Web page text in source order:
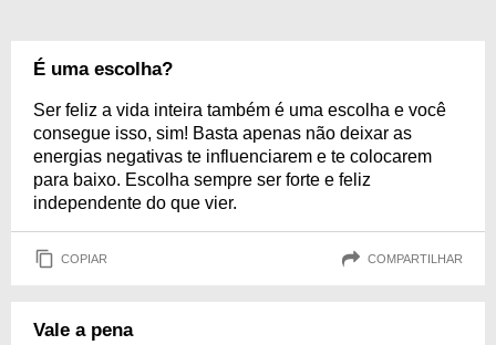
É uma escolha?
Ser feliz a vida inteira também é uma escolha e você
consegue isso, sim! Basta apenas não deixar as
energias negativas te influenciarem e te colocarem
para baixo. Escolha sempre ser forte e feliz
independente do que vier.
COPIAR COMPARTILHAR
Vale a pena